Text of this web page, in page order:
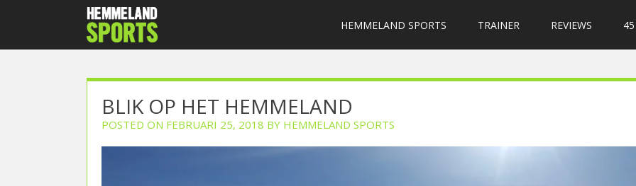
HEMMELAND SPORTS TRAINER REVIEWS
BLIK OP HET HEMMELAND
POSTED ON FEBRUARI 25, 2018 BY HEMMELAND SPORTS